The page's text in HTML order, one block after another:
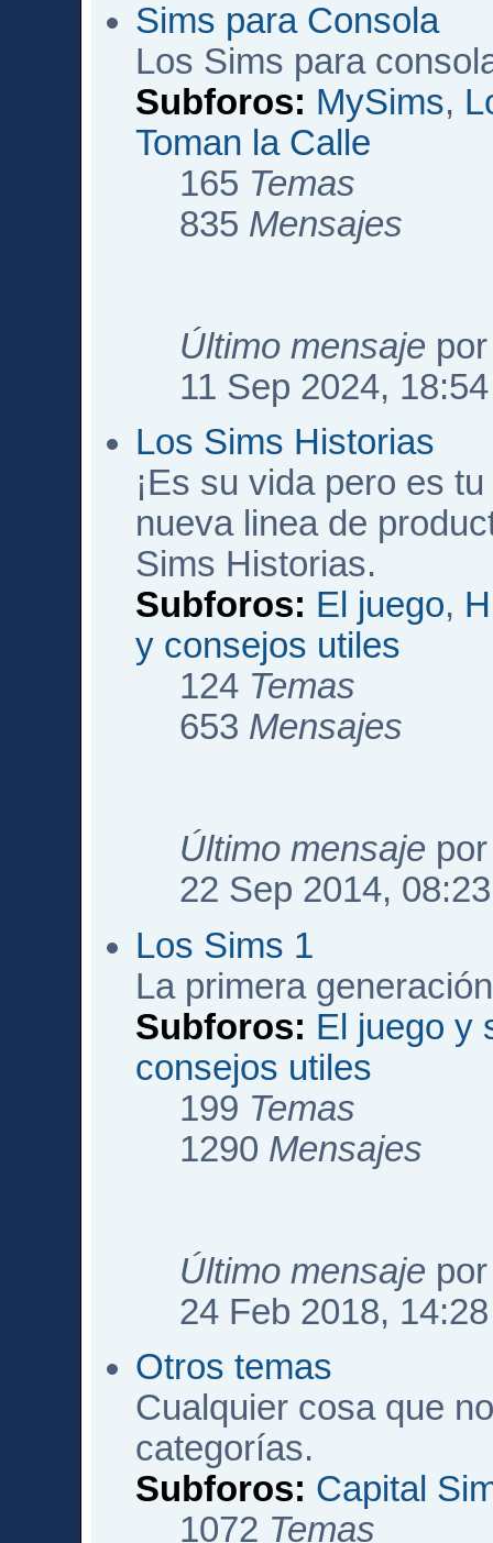
Sims para Consola
Los Sims para
Subforos: MySims,
Toman la Calle
165 Temas
835 Mensajes
Último mensaje
11 Sep 2024, 18:54
Los Sims Historias
¡Es su vida pero es
nueva linea de
Sims Historias.
Subforos: El juego,
y consejos utiles
124 Temas
653 Mensajes
Último mensaje
22 Sep 2014, 08:23
Los Sims 1
La primera
Subforos: El juego y
consejos utiles
199 Temas
1290 Mensajes
Último mensaje
24 Feb 2018, 14:28
Otros temas
Cualquier cosa que
categorías.
Subforos: Capital
1072 Temas